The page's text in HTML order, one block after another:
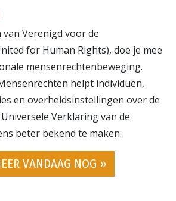
Verenigd voor de
for Human Rights), doe je mee
mensenrechtenbeweging.
helpt individuen,
en overheidsinstellingen over de
Verklaring van de
beter bekend te maken.
VANDAAG NOG »